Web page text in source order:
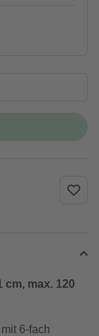
cm, max. 120
6-fach